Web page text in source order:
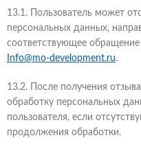
13.1. Пользователь может
персональных данных,
соответствующее
Info@mo-development.ru.
13.2. После получения
обработку персональных
пользователя, если
продолжения обработки.